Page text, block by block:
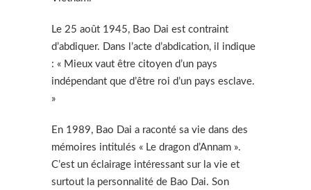
Le 25 août 1945, Bao Dai est contraint
d’abdiquer. Dans l’acte d’abdication, il indique
: « Mieux vaut être citoyen d’un pays
indépendant que d’être roi d’un pays esclave.
»
En 1989, Bao Dai a raconté sa vie dans des
mémoires intitulés « Le dragon d’Annam ».
C’est un éclairage intéressant sur la vie et
surtout la personnalité de Bao Dai. Son